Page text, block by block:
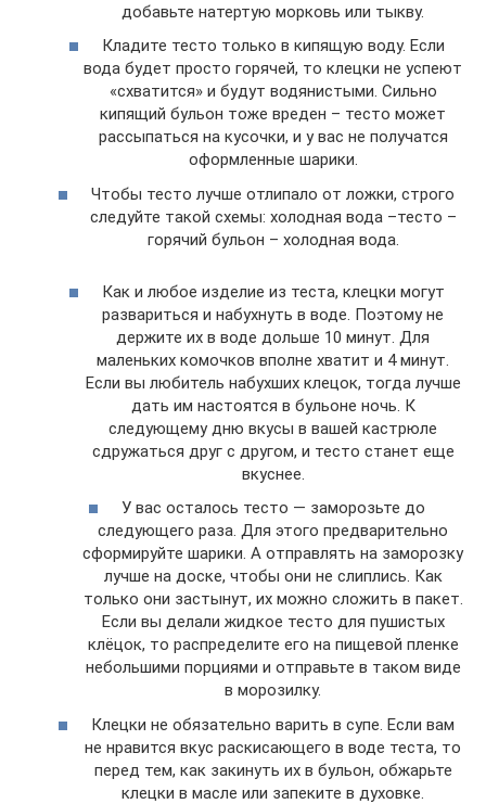
добавьте натертую морковь или тыкву.
Кладите тесто только в кипящую воду. Если
вода будет просто горячей, то клецки не успеют
«схватится» и будут водянистыми. Сильно
кипящий бульон тоже вреден – тесто может
рассыпаться на кусочки, и у вас не получатся
оформленные шарики.
Чтобы тесто лучше отлипало от ложки, строго
следуйте такой схемы: холодная вода –тесто –
горячий бульон – холодная вода.
Как и любое изделие из теста, клецки могут
развариться и набухнуть в воде. Поэтому не
держите их в воде дольше 10 минут. Для
маленьких комочков вполне хватит и 4 минут.
Если вы любитель набухших клецок, тогда лучше
дать им настоятся в бульоне ночь. К
следующему дню вкусы в вашей кастрюле
сдружаться друг с другом, и тесто станет еще
вкуснее.
У вас осталось тесто — заморозьте до
следующего раза. Для этого предварительно
сформируйте шарики. А отправлять на заморозку
лучше на доске, чтобы они не слиплись. Как
только они застынут, их можно сложить в пакет.
Если вы делали жидкое тесто для пушистых
клёцок, то распределите его на пищевой пленке
небольшими порциями и отправьте в таком виде
в морозилку.
Клецки не обязательно варить в супе. Если вам
не нравится вкус раскисающего в воде теста, то
перед тем, как закинуть их в бульон, обжарьте
клецки в масле или запеките в духовке.